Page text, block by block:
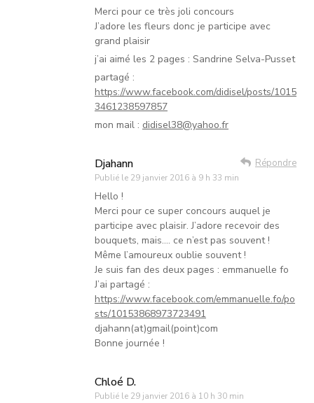
Merci pour ce très joli concours
J’adore les fleurs donc je participe avec
grand plaisir
j’ai aimé les 2 pages : Sandrine Selva-Pusset
partagé :
https://www.facebook.com/didisel/posts/1015
3461238597857
mon mail : didisel38@yahoo.fr
Djahann
Publié le 29 janvier 2016 à 9 h 33 min
Répondre
Hello !
Merci pour ce super concours auquel je
participe avec plaisir. J’adore recevoir des
bouquets, mais…. ce n’est pas souvent !
Même l’amoureux oublie souvent !
Je suis fan des deux pages : emmanuelle fo
J’ai partagé :
https://www.facebook.com/emmanuelle.fo/po
sts/10153868973723491
djahann(at)gmail(point)com
Bonne journée !
Chloé D.
Publié le 29 janvier 2016 à 10 h 30 min